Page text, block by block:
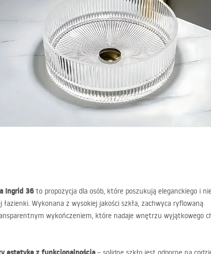
łazienkowe
Ingrid 36 to propozycja dla osób, które poszukują eleganckiego i
łazienki. Wykonana z wysokiej jakości szkła, zachwyca ryflowaną
wykończeniem, które nadaje wnętrzu wyjątkowego